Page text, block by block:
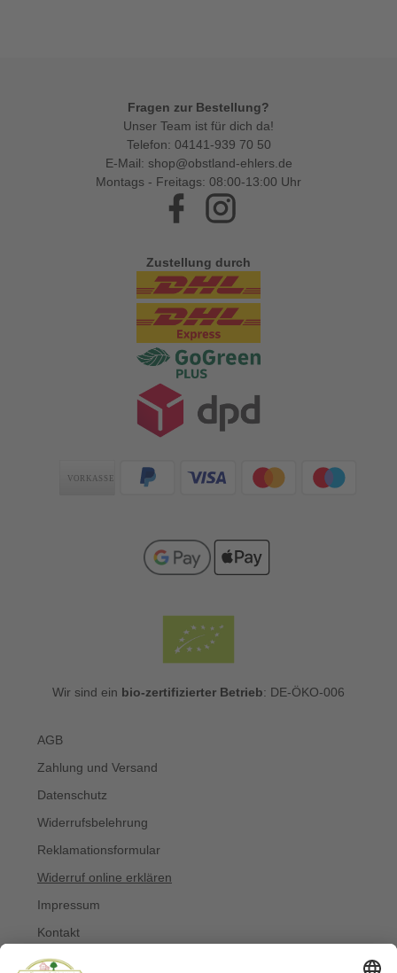
Fragen zur Bestellung?
Unser Team ist für dich da!
Telefon: 04141-939 70 50
E-Mail: shop@obstland-ehlers.de
Montags - Freitags: 08:00-13:00 Uhr
Facebook
Zustellung durch
Zahlungsarten
Wir sind ein bio-zertifizierter Betrieb: DE-ÖKO-006
AGB
Zahlung und Versand
Datenschutz
Widerrufsbelehrung
Reklamationsformular
Widerruf online erklären
Impressum
Kontakt
Über uns